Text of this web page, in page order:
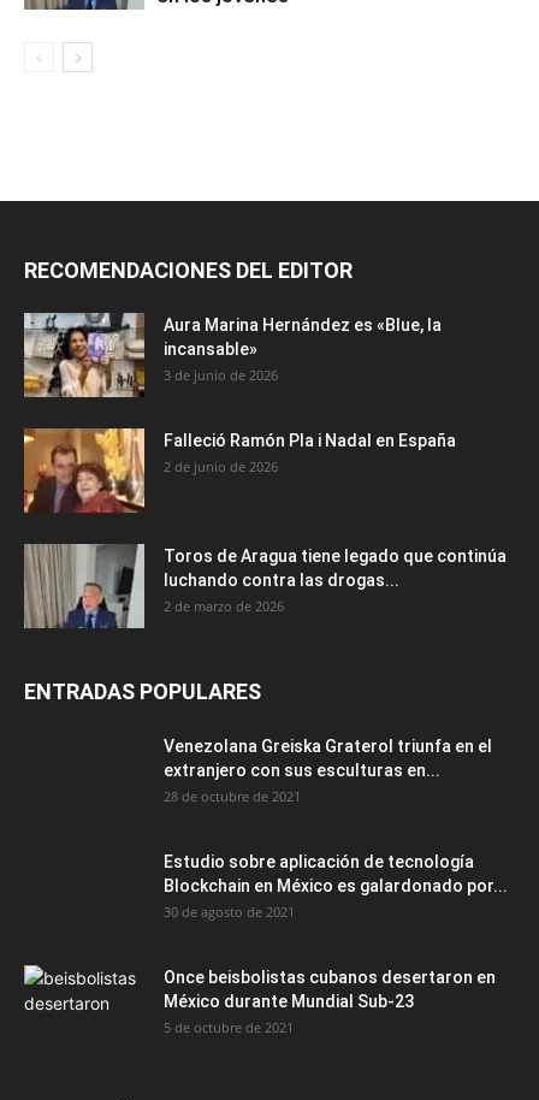
RECOMENDACIONES DEL EDITOR
Aura Marina Hernández es «Blue, la
incansable»
3 de junio de 2026
Falleció Ramón Pla i Nadal en España
2 de junio de 2026
Toros de Aragua tiene legado que continúa
luchando contra las drogas...
2 de marzo de 2026
ENTRADAS POPULARES
Venezolana Greiska Graterol triunfa en el
extranjero con sus esculturas en...
28 de octubre de 2021
Estudio sobre aplicación de tecnología
Blockchain en México es galardonado por...
30 de agosto de 2021
Once beisbolistas cubanos desertaron en
México durante Mundial Sub-23
5 de octubre de 2021